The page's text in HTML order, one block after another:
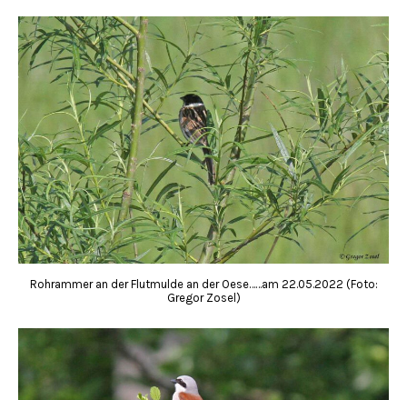
Rohrammer an der Flutmulde an der Oese……am 22.05.2022 (Foto:
Gregor Zosel)